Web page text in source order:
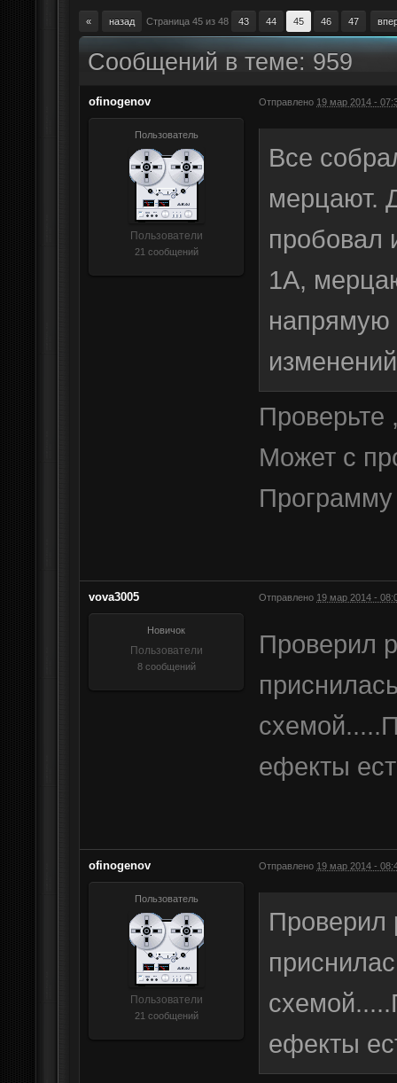
« назад Страница 45 из 48 43 44 45 46 47
Сообщений в теме: 959
ofinogenov Отправлено 19 мар 2014 -
Пользователь
Пользователи
21 сообщений
Все
мерцают.
пробовал
1А,
напрямую
Проверьте
Может с
Программу
vova3005 Отправлено 19 мар 2014 -
Новичок
Пользователи
8 сообщений
Проверил
ефекты
ofinogenov Отправлено 19 мар 2014 -
Пользователь
Пользователи
21 сообщений
Проверил
ефекты